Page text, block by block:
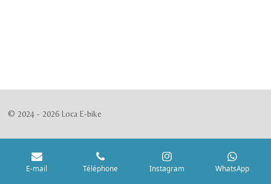
© 2024 - 2026 Loca E-bike
E-mail Téléphone Instagram WhatsApp